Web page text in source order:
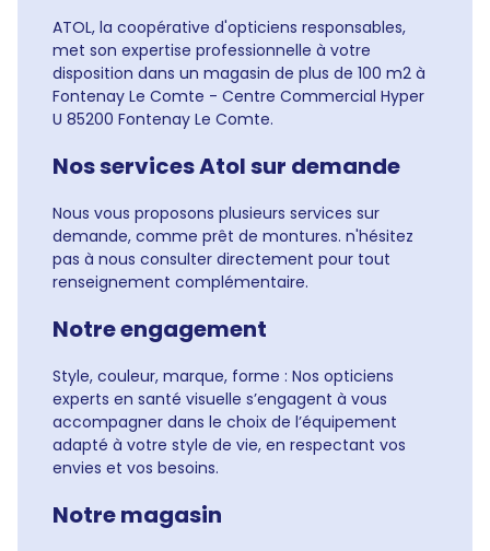
ATOL, la coopérative d'opticiens responsables,
met son expertise professionnelle à votre
disposition dans un magasin de plus de 100 m2 à
Fontenay Le Comte - Centre Commercial Hyper
U 85200 Fontenay Le Comte.
Nos services Atol sur demande
Nous vous proposons plusieurs services sur
demande, comme prêt de montures. n'hésitez
pas à nous consulter directement pour tout
renseignement complémentaire.
Notre engagement
Style, couleur, marque, forme : Nos opticiens
experts en santé visuelle s’engagent à vous
accompagner dans le choix de l’équipement
adapté à votre style de vie, en respectant vos
envies et vos besoins.
Notre magasin